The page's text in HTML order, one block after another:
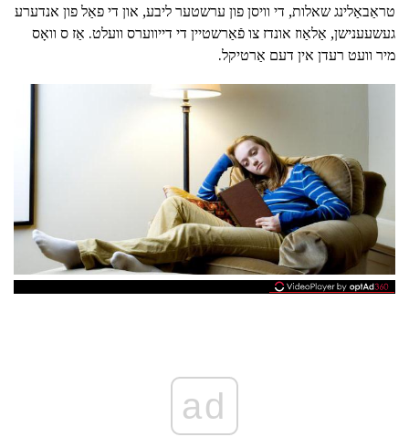
טראַבאַלינג שאלות, די וויסן פון ערשטער ליבע, און די פאַל פון אנדערע
געשעענישן, אַלאַוז אונדז צו פֿאַרשטיין די דייווערס וועלט. אַז ס וואָס
מיר וועט רעדן אין דעם אַרטיקל.
ad